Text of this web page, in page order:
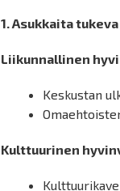
1. Asukkaita
Liikunnallinen
Keskustan
Kulttuurinen